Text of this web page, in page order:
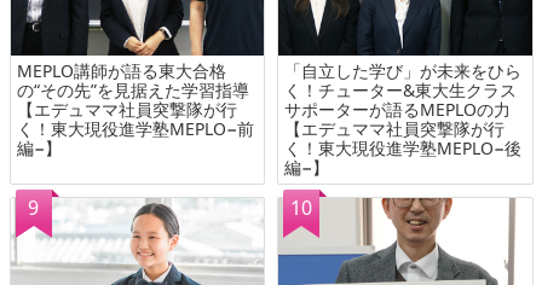
MEPLO講師が語る東大合格
の“その先”を見据えた学習指導
【エデュママ社員突撃隊が行
く！東大現役進学塾MEPLO−前
編−】
「自立した学び」が未来をひら
く！チューター&東大生クラス
サポーターが語るMEPLOの力
【エデュママ社員突撃隊が行
く！東大現役進学塾MEPLO−後
編−】